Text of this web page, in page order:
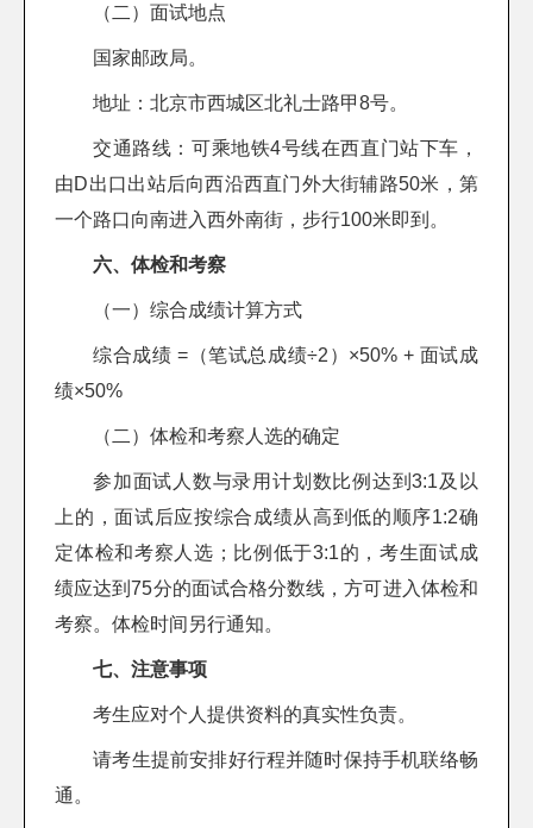
（二）面试地点
国家邮政局。
地址：北京市西城区北礼士路甲8号。
交通路线：可乘地铁4号线在西直门站下车，
由D出口出站后向西沿西直门外大街辅路50米，第
一个路口向南进入西外南街，步行100米即到。
六、体检和考察
（一）综合成绩计算方式
综合成绩 =（笔试总成绩÷2）×50% + 面试成
绩×50%
（二）体检和考察人选的确定
参加面试人数与录用计划数比例达到3:1及以
上的，面试后应按综合成绩从高到低的顺序1:2确
定体检和考察人选；比例低于3:1的，考生面试成
绩应达到75分的面试合格分数线，方可进入体检和
考察。体检时间另行通知。
七、注意事项
考生应对个人提供资料的真实性负责。
请考生提前安排好行程并随时保持手机联络畅
通。